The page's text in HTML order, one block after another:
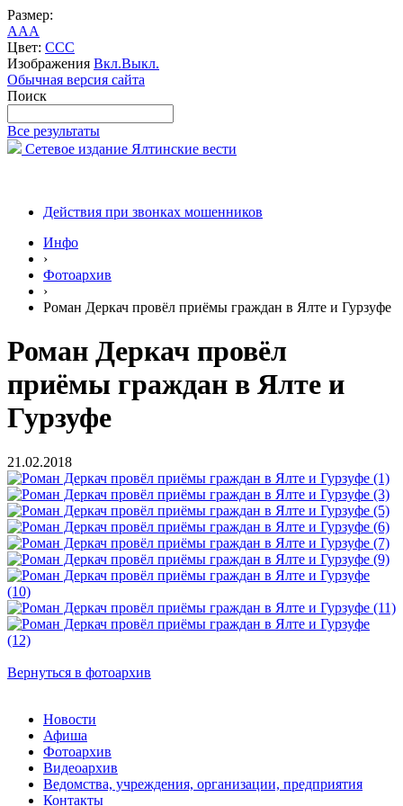
Размер:
AAA
Цвет: CCC
Изображения Вкл.Выкл.
Обычная версия сайта
Поиск
Все результаты
Сетевое издание Ялтинские вести
Действия при звонках мошенников
Инфо
›
Фотоархив
›
Роман Деркач провёл приёмы граждан в Ялте и Гурзуфе
Роман Деркач провёл
приёмы граждан в Ялте и
Гурзуфе
21.02.2018
Вернуться в фотоархив
Новости
Афиша
Фотоархив
Видеоархив
Ведомства, учреждения, организации, предприятия
Контакты